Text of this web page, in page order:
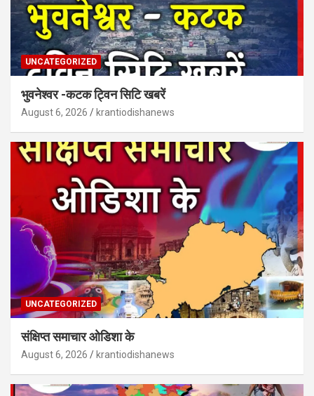
UNCATEGORIZED
भुवनेश्वर -कटक ट्विन सिटि खबरें
August 6, 2026 krantiodishanews
UNCATEGORIZED
संक्षिप्त समाचार ओडिशा के
August 6, 2026 krantiodishanews